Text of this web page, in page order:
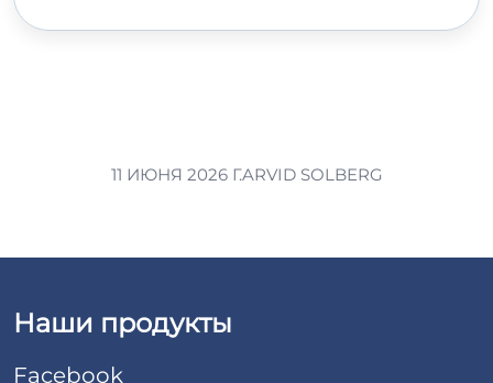
11 ИЮНЯ 2026 Г.ARVID SOLBERG
Наши продукты
Facebook